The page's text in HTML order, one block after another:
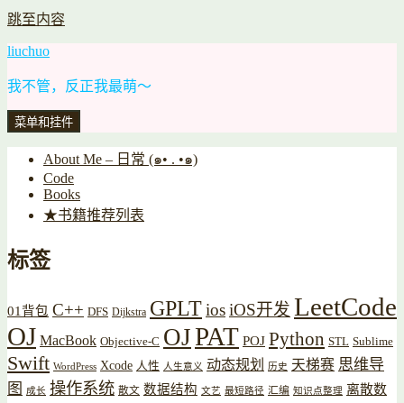
跳至内容
liuchuo
我不管，反正我最萌～
菜单和挂件
About Me – 日常 (๑• . •๑)
Code
Books
★书籍推荐列表
标签
01背包 C++ DFS Dijkstra GPLTiosiOS开发 LeetCode
OJ MacBook Objective-C OJPAT POJ Python STL Sublime
Swift WordPress Xcode 人性 人生意义 动态规划 历史 天梯赛 思维导
图
成长 操作系统 散文 数据结构 文艺 最短路径 汇编 知识点整理 离散数